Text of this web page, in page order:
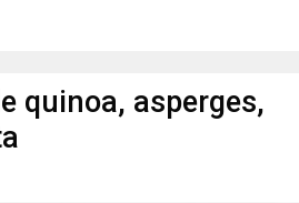
quinoa, asperges,